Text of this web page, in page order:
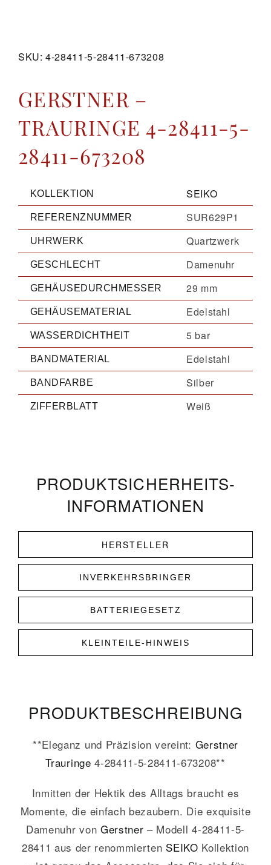
SKU:4-28411-5-28411-673208
GERSTNER –
TRAURINGE 4-28411-5-
28411-673208
KOLLEKTION SEIKO
REFERENZNUMMER SUR629P1
UHRWERK Quartzwerk
GESCHLECHT Damenuhr
GEHÄUSEDURCHMESSER 29 mm
GEHÄUSEMATERIAL Edelstahl
WASSERDICHTHEIT 5 bar
BANDMATERIAL Edelstahl
BANDFARBE Silber
ZIFFERBLATT Weiß
PRODUKT­­SICHERHEITS­
INFORMATIONEN
HERSTELLER
INVERKEHRSBRINGER
BATTERIEGESETZ
KLEINTEILE-HINWEIS
PRODUKT­­BESCHREIBUNG
**Eleganz und Präzision vereint: Gerstner
Trauringe 4-28411-5-28411-673208**
Inmitten der Hektik des Alltags braucht es
Momente, die einfach bezaubern. Die exquisite
Damenuhr von Gerstner – Modell 4-28411-5-
28411 aus der renommierten SEIKO Kollektion